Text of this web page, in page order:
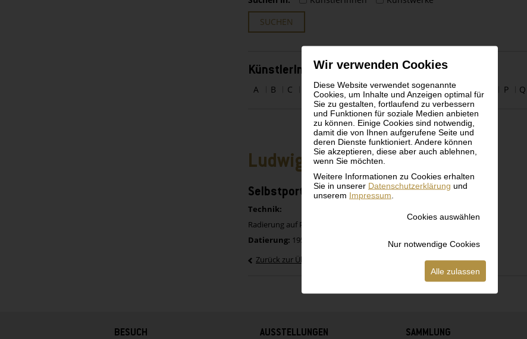
Wir verwenden Cookies
Diese Website verwendet sogenannte
Cookies, um Inhalte und Anzeigen optimal für
Sie zu gestalten, fortlaufend zu verbessern
und Funktionen für soziale Medien anbieten
zu können. Einige Cookies sind notwendig,
damit die von Ihnen aufgerufene Seite und
deren Dienste funktioniert. Andere können
Sie akzeptieren, diese aber auch ablehnen,
wenn Sie möchten.
Weitere Informationen zu Cookies erhalten
Sie in unserer Datenschutzerklärung und
unserem Impressum
Cookies auswählen
Nur notwendige Cookies
Alle zulassen
SUCHEN
KünstlerInnen alphabetisch
A B C E F G H I J K L M N P Q
Ludwig Meidner
Selbstporträt mit Staffelei
Technik:
Radierung auf Papier
Datierung: 1954
Zurück zur Übersicht
BESUCH AUSSTELLUNGEN SAMMLUNG